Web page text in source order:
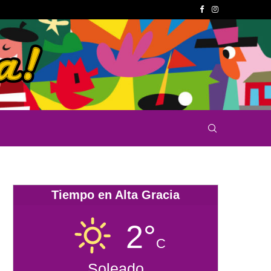
Tiempo en Alta Gracia
2°C